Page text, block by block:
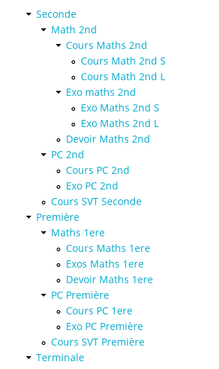
Seconde
Math 2nd
Cours Maths 2nd
Cours Math 2nd S
Cours Math 2nd L
Exo maths 2nd
Exo Maths 2nd S
Exo Maths 2nd L
Devoir Maths 2nd
PC 2nd
Cours PC 2nd
Exo PC 2nd
Cours SVT Seconde
Première
Maths 1ere
Cours Maths 1ere
Exos Maths 1ere
Devoir Maths 1ere
PC Première
Cours PC 1ere
Exo PC Première
Cours SVT Première
Terminale